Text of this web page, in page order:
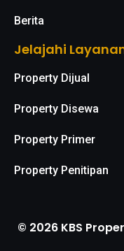
Berita
Jelajahi
Property Dijual
Property Disewa
Property Primer
Property Penitipan
© 2026 KBS